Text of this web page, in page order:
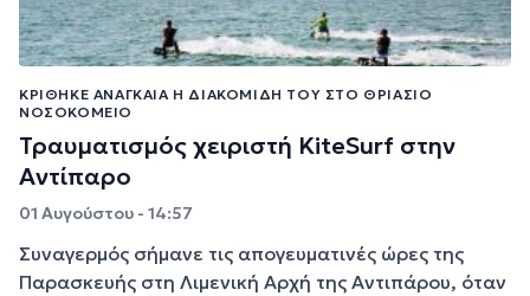
ΚΡΊΘΗΚΕ ΑΝΑΓΚΑΊΑ Η ΔΙΑΚΟΜΙΔΉ ΤΟΥ ΣΤΟ ΘΡΙΆΣΙΟ
ΝΟΣΟΚΟΜΕΊΟ
Τραυματισμός χειριστή KiteSurf στην
Αντίπαρο
01 Αυγούστου - 14:57
Συναγερμός σήμανε τις απογευματινές ώρες της
Παρασκευής στη Λιμενική Αρχή της Αντιπάρου, όταν